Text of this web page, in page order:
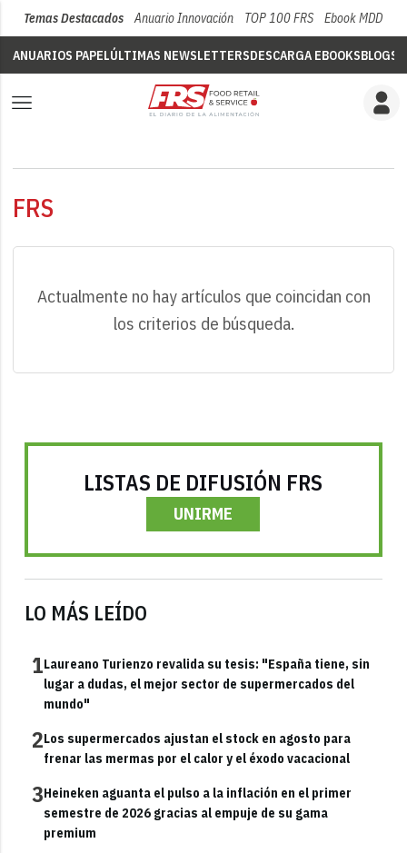
Temas Destacados Anuario Innovación TOP 100 FRS Ebook MDD
ANUARIOS PAPELÚLTIMAS NEWSLETTERSDESCARGA EBOOKSBLOGS
FRS
Actualmente no hay artículos que coincidan con
los criterios de búsqueda.
LISTAS DE DIFUSIÓN FRS
UNIRME
LO MÁS LEÍDO
1Laureano Turienzo revalida su tesis: "España tiene, sin
lugar a dudas, el mejor sector de supermercados del
mundo"
2Los supermercados ajustan el stock en agosto para
frenar las mermas por el calor y el éxodo vacacional
3Heineken aguanta el pulso a la inflación en el primer
semestre de 2026 gracias al empuje de su gama
premium